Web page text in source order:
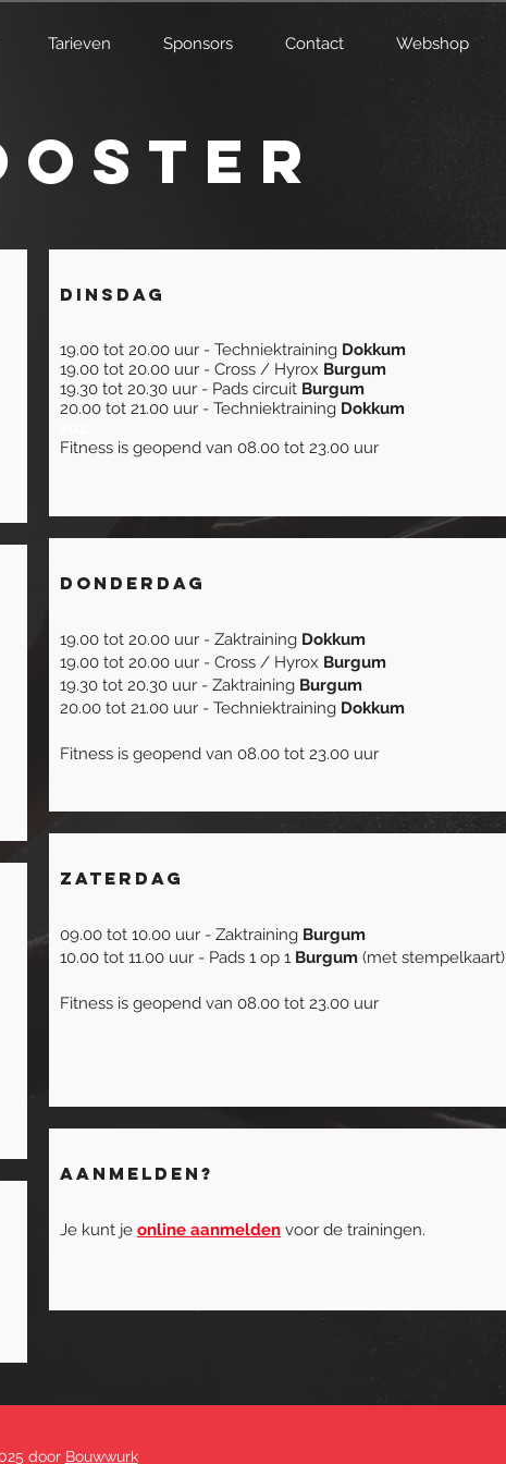
Tarieven Sponsors Contact Webshop
Dinsdag
19.00 tot 20.00 uur - Techniektraining Dokkum
19.00 tot 20.00 uur - Cross / Hyrox Burgum
19.30 tot 20.30 uur - Pads circuit Burgum
20.00 tot 21.00 uur - Techniektraining Dokkum
Fitness is geopend van 08.00 tot 23.00 uur
Donderdag
19.00 tot 20.00 uur - Zaktraining Dokkum
19.00 tot 20.00 uur - Cross / Hyrox Burgum
19.30 tot 20.30 uur - Zaktraining Burgum
20.00 tot 21.00 uur - Techniektraining Dokkum
Fitness is geopend van 08.00 tot 23.00 uur
Zaterdag
09.00 tot 10.00 uur - Zaktraining Burgum
10.00 tot 11.00 uur - Pads 1 op 1 Burgum (met stempelkaart)
Fitness is geopend van 08.00 tot 23.00 uur
aanmelden?
Je kunt je online aanmelden voor de trainingen.
door Bouwwurk